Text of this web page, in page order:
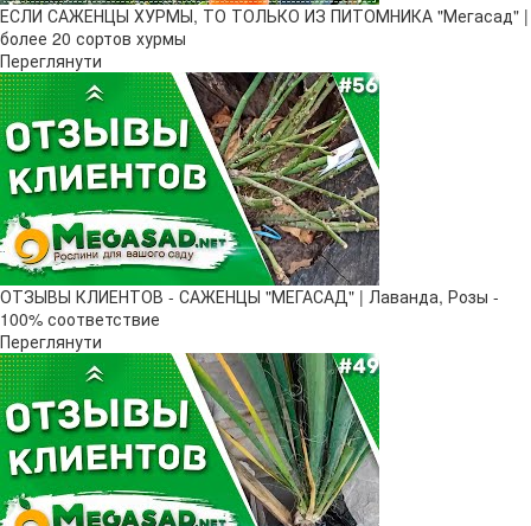
ЕСЛИ САЖЕНЦЫ ХУРМЫ, ТО ТОЛЬКО ИЗ ПИТОМНИКА "Мегасад" |
более 20 сортов хурмы
Переглянути
ОТЗЫВЫ КЛИЕНТОВ - САЖЕНЦЫ "МЕГАСАД" | Лаванда, Розы -
100% соответствие
Переглянути